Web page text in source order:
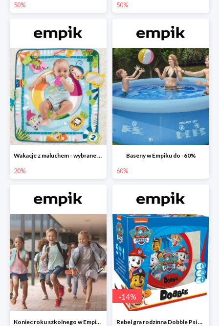
50% 50%
Wakacje z maluchem - wybrane zabawki Fisher-Price w Empiku-20%
20%
Baseny w Empiku do -60%
60%
Koniec roku szkolnego w Empiku - prezenty dla dzieci i nauczycieli do -30%
-14%
Rebel gra rodzinna Dobble Psi Patrol w Empiku Premium